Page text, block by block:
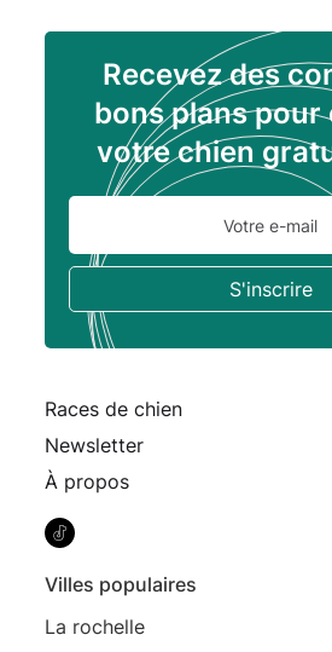
Recevez des
bons plans pour
votre chien
Races de chien
Newsletter
À propos
Villes populaires
La rochelle